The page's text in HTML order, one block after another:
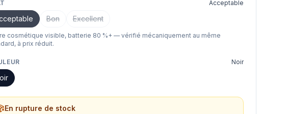
Acceptable
Bon Excellent
cosmétique visible, batterie 80 %+ — vérifié mécaniquement au même
à prix réduit.
Noir
En rupture de stock